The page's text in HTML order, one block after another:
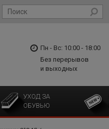
Пн - Вс: 10:00 - 18:00
Без перерывов
и выходных
УХОД ЗА
ОБУВЬЮ